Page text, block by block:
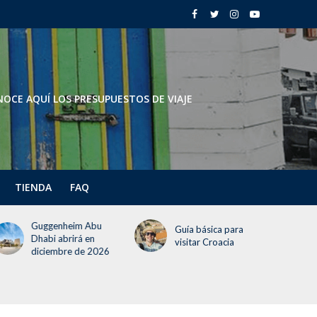
AQUÍ LOS PRESUPUESTOS DE VIAJE
TIENDA FAQ
Guía básica para
visitar Croacia
Todo lo que deben
saber del Festival del